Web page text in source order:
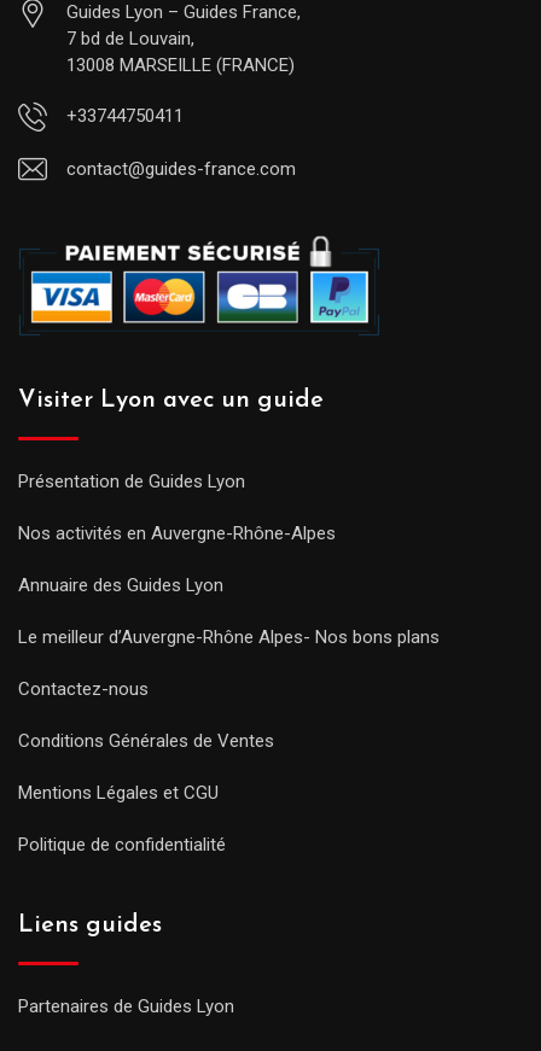
Guides Lyon – Guides France,
7 bd de Louvain,
13008 MARSEILLE (FRANCE)
+33744750411
contact@guides-france.com
Visiter Lyon avec un guide
Présentation de Guides Lyon
Nos activités en Auvergne-Rhône-Alpes
Annuaire des Guides Lyon
Le meilleur d’Auvergne-Rhône Alpes- Nos bons plans
Contactez-nous
Conditions Générales de Ventes
Mentions Légales et CGU
Politique de confidentialité
Liens guides
Partenaires de Guides Lyon